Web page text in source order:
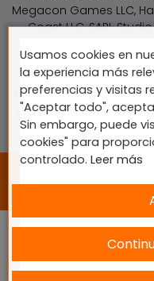
Megacon Games LLC,
Coast LLC, SARL
Entertainment, Warlord
Team Championship,
Comics, Knight Models,
S.L., Paizo Inc, The Lord
Entertainment Studio
(FFG),
2024 © Diseñado y
Usamos cookies en
la experiencia más
preferencias y visitas
"Aceptar todo", acepta
Sin embargo, puede
cookies" para
controlado. Leer más